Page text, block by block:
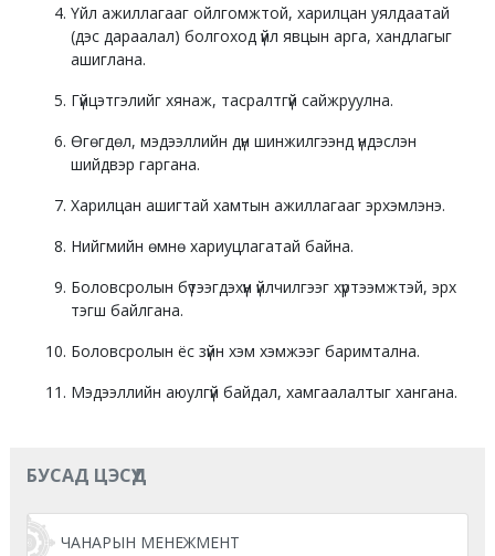
Үйл ажиллагааг ойлгомжтой, харилцан уялдаатай
(дэс дараалал) болгоход үйл явцын арга, хандлагыг
ашиглана.
Гүйцэтгэлийг хянаж, тасралтгүй сайжруулна.
Өгөгдөл, мэдээллийн дүн шинжилгээнд үндэслэн
шийдвэр гаргана.
Харилцан ашигтай хамтын ажиллагааг эрхэмлэнэ.
Нийгмийн өмнө хариуцлагатай байна.
Боловсролын бүтээгдэхүүн үйлчилгээг хүртээмжтэй, эрх
тэгш байлгана.
Боловсролын ёс зүйн хэм хэмжээг баримтална.
Мэдээллийн аюулгүй байдал, хамгаалалтыг хангана.
БУСАД ЦЭСҮҮД
ЧАНАРЫН МЕНЕЖМЕНТ